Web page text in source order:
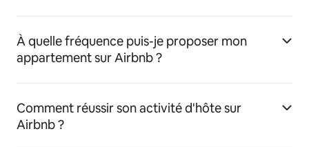
À quelle fréquence puis-je proposer mon
appartement sur Airbnb ?
Comment réussir son activité d'hôte sur
Airbnb ?